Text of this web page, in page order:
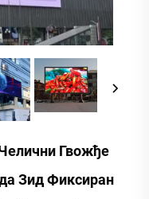
Гвожђе
Зид Фиксиран